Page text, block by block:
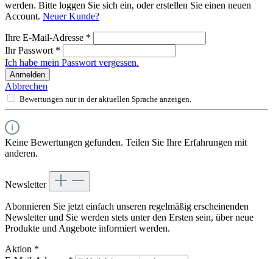
werden. Bitte loggen Sie sich ein, oder erstellen Sie einen neuen
Account. Neuer Kunde?
Ihre E-Mail-Adresse *
Ihr Passwort *
Ich habe mein Passwort vergessen.
Anmelden
Abbrechen
Bewertungen nur in der aktuellen Sprache anzeigen.
Keine Bewertungen gefunden. Teilen Sie Ihre Erfahrungen mit
anderen.
Newsletter
Abonnieren Sie jetzt einfach unseren regelmäßig erscheinenden
Newsletter und Sie werden stets unter den Ersten sein, über neue
Produkte und Angebote informiert werden.
Aktion *